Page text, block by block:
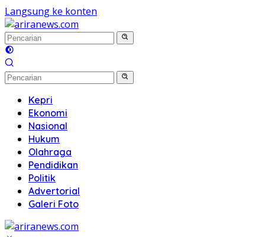
Langsung ke konten
Kepri
Ekonomi
Nasional
Hukum
Olahraga
Pendidikan
Politik
Advertorial
Galeri Foto